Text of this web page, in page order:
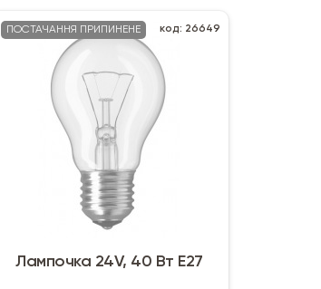
ПОСТАЧАННЯ ПРИПИНЕНЕ код: 26649
Лампочка 24V, 40 Вт E27